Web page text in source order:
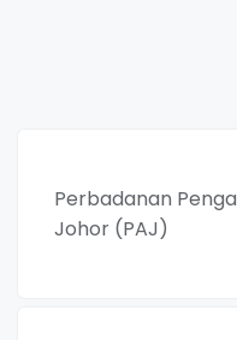
Perbadanan
Johor (PAJ)